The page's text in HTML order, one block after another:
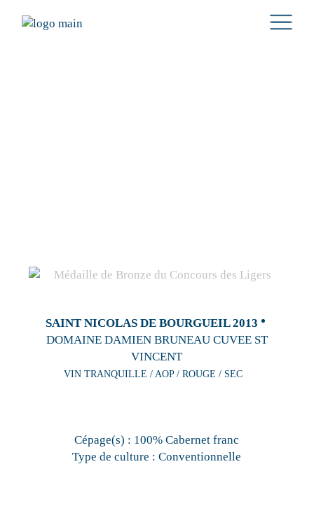
SAINT NICOLAS DE BOURGUEIL 2013
DOMAINE DAMIEN BRUNEAU CUVEE ST
VINCENT
VIN TRANQUILLE / AOP / ROUGE / SEC
Cépage(s) : 100% Cabernet franc
Type de culture : Conventionnelle